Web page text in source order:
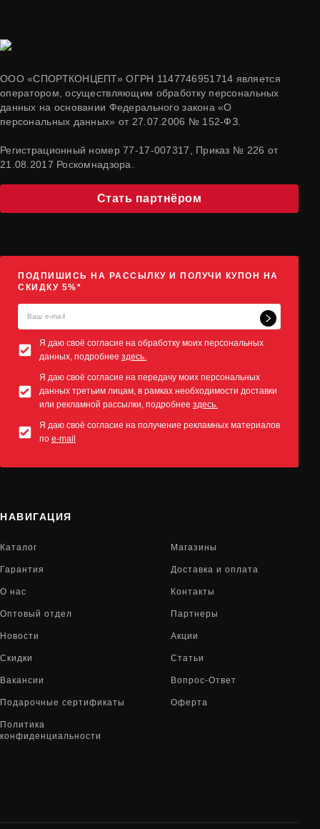
ООО «СПОРТКОНЦЕПТ» ОГРН 1147746951714 является
оператором, осуществляющим обработку персональных
данных на основании Федерального закона «О
персональных данных» от 27.07.2006 № 152-ФЗ.
Регистрационный номер 77-17-007317, Приказ № 226 от
21.08.2017 Роскомнадзора.
Стать партнёром
ПОДПИШИСЬ НА РАССЫЛКУ И ПОЛУЧИ КУПОН НА
СКИДКУ 5%*
Я даю своё согласие на обработку моих персональных
данных, подробнее здесь.
Я даю своё согласие на передачу моих персональных
данных третьим лицам, в рамках необходимости доставки
или рекламной рассылки, подробнее здесь.
Я даю своё согласие на получение рекламных материалов
по e-mail
НАВИГАЦИЯ
Каталог Магазины
Гарантия Доставка и оплата
О нас Контакты
Оптовый отдел Партнеры
Новости Акции
Скидки Статьи
Вакансии Вопрос-Ответ
Подарочные сертификаты Оферта
Политика
конфиденциальности